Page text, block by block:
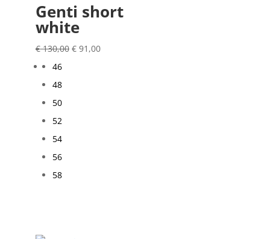
Genti short
white
€130,00 Oorspronkelijke
€91,00Huidige
46
48
50
52
54
56
58